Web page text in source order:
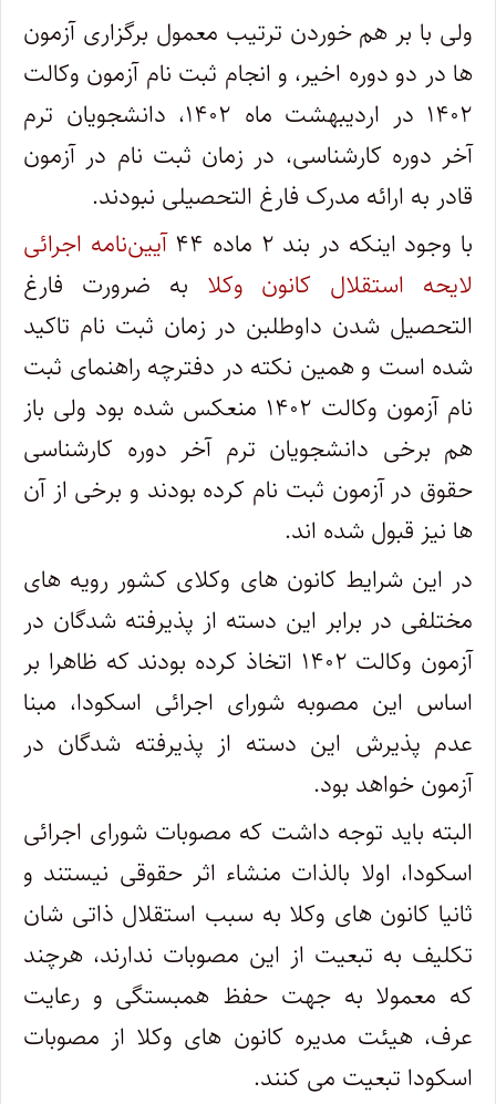
ولی با بر هم خوردن ترتیب معمول برگزاری آزمون
ها در دو دوره اخیر، و انجام ثبت نام آزمون وکالت
۱۴۰۲ در اردیبهشت ماه ۱۴۰۲، دانشجویان ترم
آخر دوره کارشناسی، در زمان ثبت نام در آزمون
قادر به ارائه مدرک فارغ التحصیلی نبودند.
با وجود اینکه در بند ۲ ماده ۴۴
آیین‌نامه اجرائی
لایحه استقلال کانون وکلا به ضرورت فارغ
التحصیل شدن داوطلبن در زمان ثبت نام تاکید
شده است و همین نکته در دفترچه راهنمای ثبت
نام آزمون وکالت ۱۴۰۲ منعکس شده بود ولی باز
هم برخی دانشجویان ترم آخر دوره کارشناسی
حقوق در آزمون ثبت نام کرده بودند و برخی از آن
ها نیز قبول شده اند.
در این شرایط کانون های وکلای کشور رویه های
مختلفی در برابر این دسته از پذیرفته شدگان در
آزمون وکالت ۱۴۰۲ اتخاذ کرده بودند که ظاهرا بر
اساس این مصوبه شورای اجرائی اسکودا، مبنا
عدم پذیرش این دسته از پذیرفته شدگان در
آزمون خواهد بود.
البته باید توجه داشت که مصوبات شورای اجرائی
اسکودا، اولا بالذات منشاء اثر حقوقی نیستند و
ثانیا کانون های وکلا به سبب استقلال ذاتی شان
تکلیف به تبعیت از این مصوبات ندارند، هرچند
که معمولا به جهت حفظ همبستگی و رعایت
عرف، هیئت مدیره کانون های وکلا از مصوبات
اسکودا تبعیت می کنند.